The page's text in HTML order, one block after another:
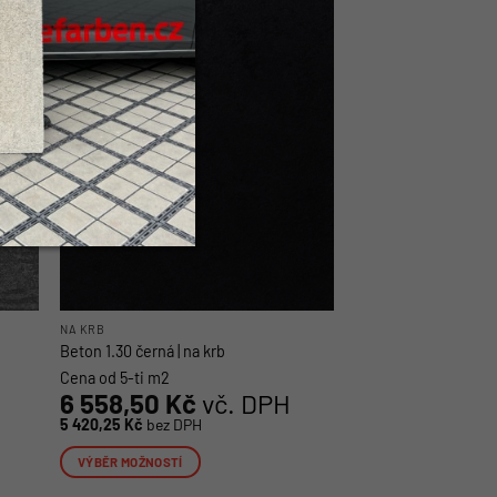
více
variant.
Možnosti
lze
vybrat
na
stránce
produktu
Nové
NA KRB
Beton 1.30 černá | na krb
Cena od 5-ti m2
6 558,50 Kč vč. DPH
5 420,25 Kč bez DPH
VÝBĚR MOŽNOSTÍ